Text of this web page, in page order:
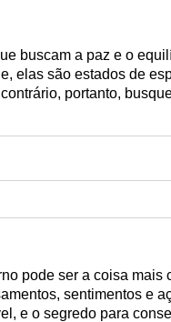
buscam a paz e o
elas são estados de
portanto,
pode ser a coisa mais
sentimentos e
e o segredo para